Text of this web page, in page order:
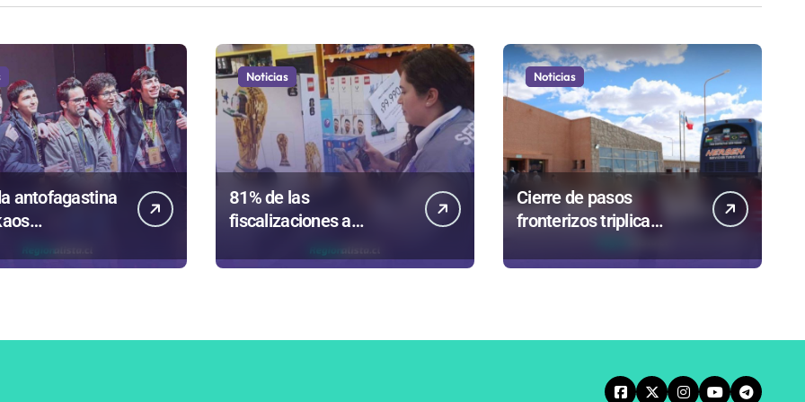
antofagastina
a la región
Noticias
81% de las
fiscalizaciones a
Antofagasta termina en
Noticias
Cierre de pasos
fronterizos triplica
importar carnes por